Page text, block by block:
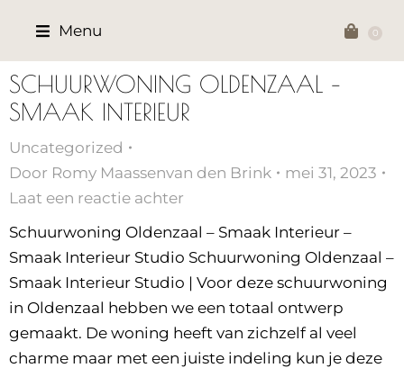
Menu
SCHUURWONING OLDENZAAL –
SMAAK INTERIEUR
Uncategorized
Door Romy Maassenvan den Brink
mei 31, 2023
Laat een reactie achter
Schuurwoning Oldenzaal – Smaak Interieur –
Smaak Interieur Studio Schuurwoning Oldenzaal –
Smaak Interieur Studio | Voor deze schuurwoning
in Oldenzaal hebben we een totaal ontwerp
gemaakt. De woning heeft van zichzelf al veel
charme maar met een juiste indeling kun je deze